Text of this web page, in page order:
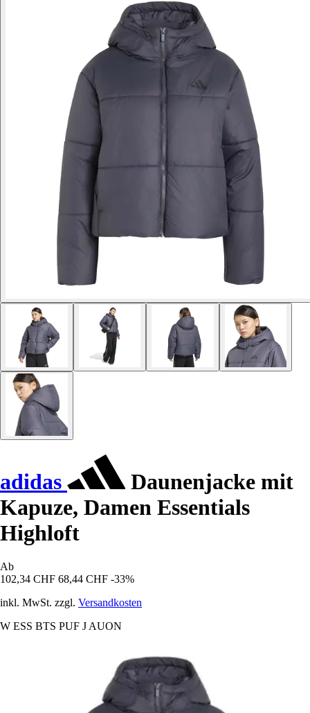
adidas
Daunenjacke mit
Kapuze, Damen Essentials
Highloft
Ab
102,34 CHF 68,44 CHF -33%
inkl. MwSt. zzgl. Versandkosten
W ESS BTS PUF J AUON